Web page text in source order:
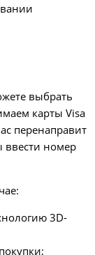
выбрать
карты Visa
перенаправит
ввести номер
3D-